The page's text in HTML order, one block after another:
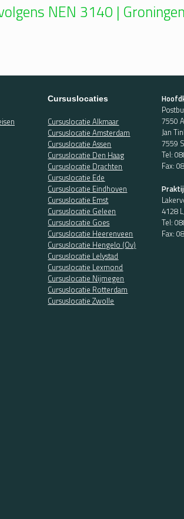
NEN 3140 |
Cursuslocaties
Cursuslocatie Alkmaar
Cursuslocatie Amsterdam
Cursuslocatie Assen
Cursuslocatie Den Haag
Cursuslocatie Drachten
Cursuslocatie Ede
Cursuslocatie Eindhoven
Cursuslocatie Emst
Cursuslocatie Geleen
Cursuslocatie Goes
Cursuslocatie Heerenveen
Cursuslocatie Hengelo (Ov)
Cursuslocatie Lelystad
Cursuslocatie Lexmond
Cursuslocatie Nijmegen
Cursuslocatie Rotterdam
Cursuslocatie Zwolle
7550
Jan
7559
Tel:
Fax:
4128
Tel:
Fax: